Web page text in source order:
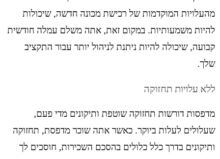
מהעלויות המוקדמות של רכישת מכונה חדשה, שיכולות
להיות משמעותיות. במקום זאת, אתה משלם עמלה חודשית
קבועה, שיכולה להיות ניתנת לניהול יותר עבור התקציב
שלך.
ללא עלויות תחזוקה
מדפסות דורשות תחזוקה שוטפת ותיקונים מדי פעם,
שעלולים לעלות ביוקר. כאשר אתה שוכר מדפסת, תחזוקה
ותיקונים בדרך כלל כלולים בהסכם השכירות, חוסכים לך